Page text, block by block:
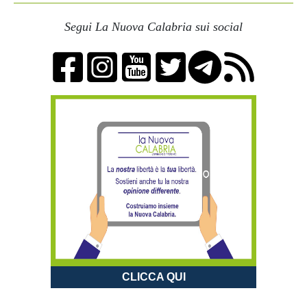
Segui La Nuova Calabria sui social
CLICCA QUI